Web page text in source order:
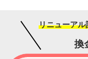
リニューア
換